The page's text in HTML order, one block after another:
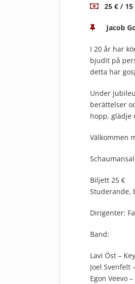
25 € / 15
Jacob
I 20 år har
bjudit på
detta har
Under
berättelser
hopp, glädje
Välkommen
Biljett 25 €
Studerande,
Dirigenter:
Band:
Lavi Öst –
Joel Svenfelt
Egon Veevo –